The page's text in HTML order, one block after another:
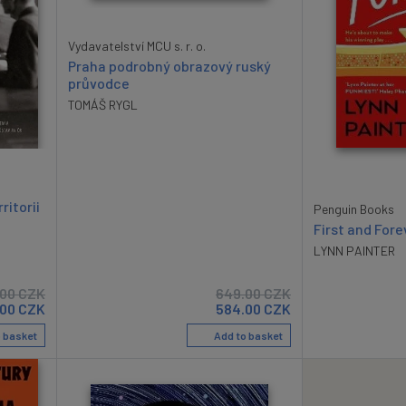
CZK
CZK
basket
Vydavatelství MCU s. r. o.
Praha podrobný obrazový ruský
průvodce
TOMÁŠ RYGL
649.00CZK
584.00 CZK
Add to basket
Penguin Books
First and
LYNN PAINTER